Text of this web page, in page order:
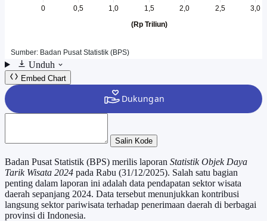
Unduh
Embed Chart
Salin Kode
Badan Pusat Statistik (BPS) merilis laporan Statistik Objek Daya
Tarik Wisata 2024 pada Rabu (31/12/2025). Salah satu bagian
penting dalam laporan ini adalah data pendapatan sektor wisata
daerah sepanjang 2024. Data tersebut menunjukkan kontribusi
langsung sektor pariwisata terhadap penerimaan daerah di berbagai
provinsi di Indonesia.